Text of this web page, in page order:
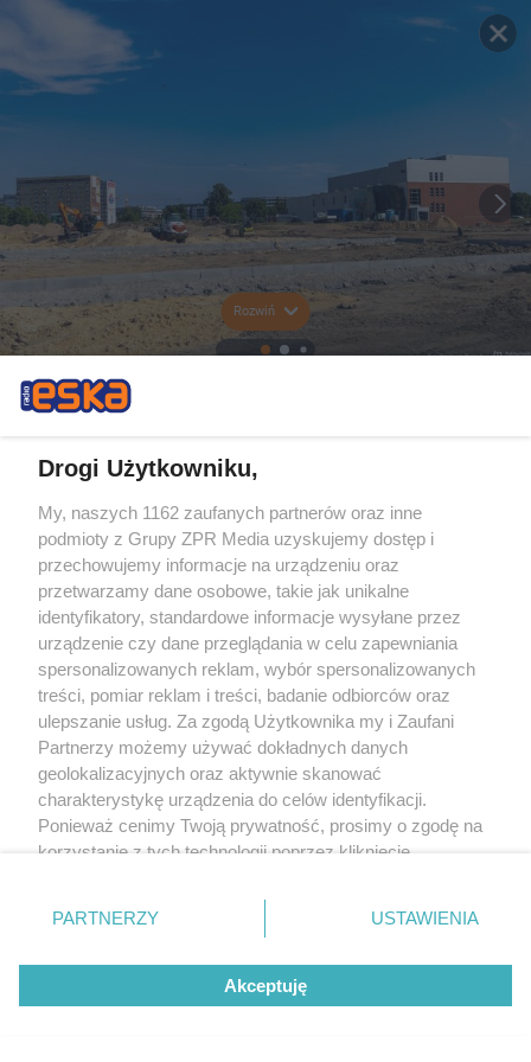
Rozwiń
Drogi Użytkowniku,
My, naszych 1162 zaufanych partnerów oraz inne
podmioty z Grupy ZPR Media uzyskujemy dostęp i
przechowujemy informacje na urządzeniu oraz
przetwarzamy dane osobowe, takie jak unikalne
identyfikatory, standardowe informacje wysyłane przez
urządzenie czy dane przeglądania w celu zapewniania
spersonalizowanych reklam, wybór spersonalizowanych
treści, pomiar reklam i treści, badanie odbiorców oraz
ulepszanie usług. Za zgodą Użytkownika my i Zaufani
Partnerzy możemy używać dokładnych danych
geolokalizacyjnych oraz aktywnie skanować
charakterystykę urządzenia do celów identyfikacji.
Ponieważ cenimy Twoją prywatność, prosimy o zgodę na
korzystanie z tych technologii poprzez kliknięcie
zmienić/wycofać klikając przycisk ustawień prywatności
znajdujący się w lewym dolnym rogu strony
rodzaje przetwarzania danych nie wymagają zgody
użytkownika, ale masz prawo sprzeciwić się takiemu
przetwarzaniu. Preferencje będą miały zastosowanie tylko
PARTNERZY USTAWIENIA
Akceptuję